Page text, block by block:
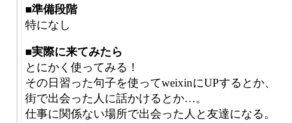
■準備段階
特になし
■実際に来てみたら
とにかく使ってみる！
その日習った句子を使ってweixinにUPするとか、
街で出会った人に話かけるとか…。
仕事に関係ない場所で出会った人と友達になる。